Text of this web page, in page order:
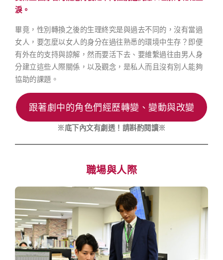
淚。
畢竟，性別轉換之後的生理終究是與過去不同的，沒有當過
女人，要怎麼以女人的身分在過往熟悉的環境中生存？即便
有外在的支持與諒解，然而要活下去、要維繫過往由男人身
分建立這些人際關係，以及觀念，是私人而且沒有別人能夠
協助的課題。
跟著劇中的角色們經歷轉變、變動與改變
※底下內文有劇透！請斟酌閱讀※
職場與人際